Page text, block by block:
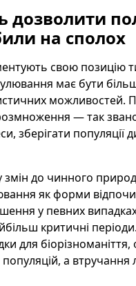
дозволити
на сполох
свою позицію
має бути
— так
зберігати популяції
до чинного
як форми
у певних
критичні
для
а